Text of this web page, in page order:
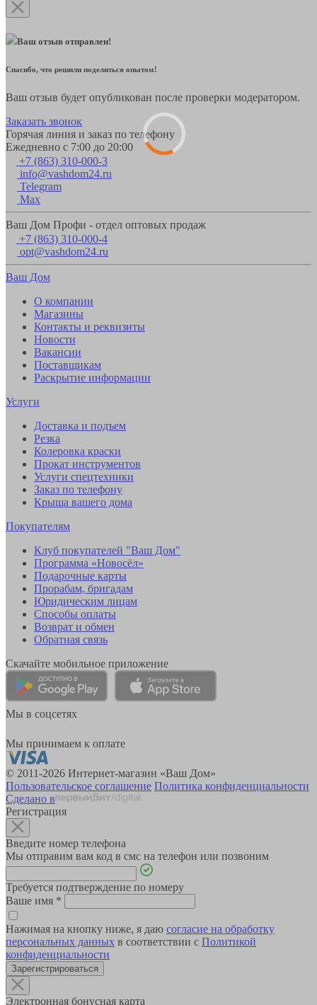
Ваш отзыв отправлен!
Спасибо, что решили поделиться опытом!
Ваш отзыв будет опубликован после проверки модератором.
Заказать звонок
Горячая линия и заказ по телефону
Ежедневно с 7:00 до 20:00
+7 (863) 310-000-3
info@vashdom24.ru
Telegram
Max
Ваш Дом Профи - отдел оптовых продаж
+7 (863) 310-000-4
opt@vashdom24.ru
Ваш Дом
О компании
Магазины
Контакты и реквизиты
Новости
Вакансии
Поставщикам
Раскрытие информации
Услуги
Доставка и подъем
Резка
Колеровка краски
Прокат инструментов
Услуги спецтехники
Заказ по телефону
Крыша вашего дома
Покупателям
Клуб покупателей "Ваш Дом"
Программа «Новосёл»
Подарочные карты
Прорабам, бригадам
Юридическим лицам
Способы оплаты
Возврат и обмен
Обратная связь
Скачайте мобильное приложение
Мы в соцсетях
Мы принимаем к оплате
© 2011-2026 Интернет-магазин «Ваш Дом»
Пользовательское соглашение Политика конфиденциальности
Сделано в
Регистрация
Введите номер телефона
Мы отправим вам код в смс на телефон или позвоним
Требуется подтверждение по номеру
Ваше имя *
Нажимая на кнопку ниже, я даю согласие на обработку
персональных данных в соответствии с Политикой
конфиденциальности
Зарегистрироваться
Электронная бонусная карта